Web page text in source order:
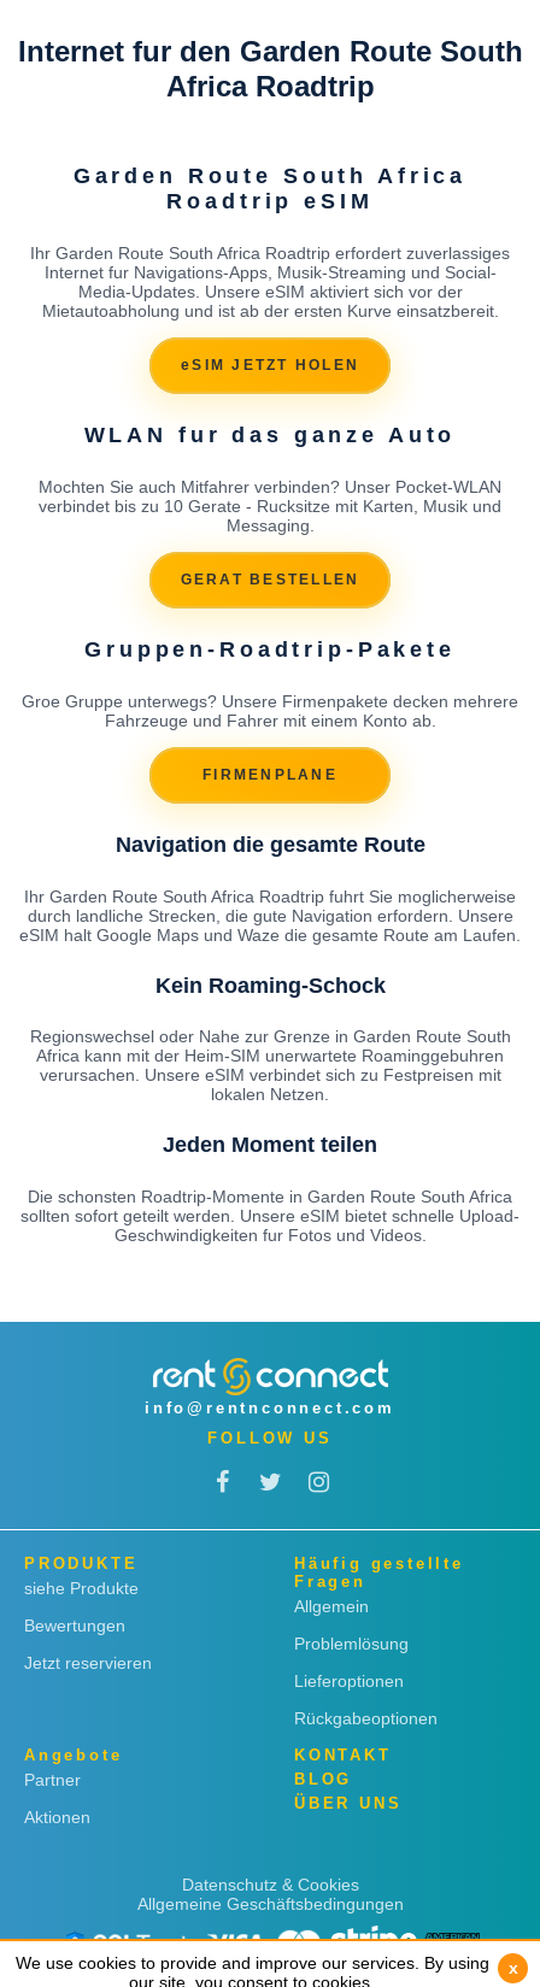
Internet fur den Garden Route South
Africa Roadtrip
Garden Route South Africa
Roadtrip eSIM
Ihr Garden Route South Africa Roadtrip erfordert zuverlassiges
Internet fur Navigations-Apps, Musik-Streaming und Social-
Media-Updates. Unsere eSIM aktiviert sich vor der
Mietautoabholung und ist ab der ersten Kurve einsatzbereit.
eSIM JETZT HOLEN
WLAN fur das ganze Auto
Mochten Sie auch Mitfahrer verbinden? Unser Pocket-WLAN
verbindet bis zu 10 Gerate - Rucksitze mit Karten, Musik und
Messaging.
GERAT BESTELLEN
Gruppen-Roadtrip-Pakete
Groe Gruppe unterwegs? Unsere Firmenpakete decken mehrere
Fahrzeuge und Fahrer mit einem Konto ab.
FIRMENPLANE
Navigation die gesamte Route
Ihr Garden Route South Africa Roadtrip fuhrt Sie moglicherweise
durch landliche Strecken, die gute Navigation erfordern. Unsere
eSIM halt Google Maps und Waze die gesamte Route am Laufen.
Kein Roaming-Schock
Regionswechsel oder Nahe zur Grenze in Garden Route South
Africa kann mit der Heim-SIM unerwartete Roaminggebuhren
verursachen. Unsere eSIM verbindet sich zu Festpreisen mit
lokalen Netzen.
Jeden Moment teilen
Die schonsten Roadtrip-Momente in Garden Route South Africa
sollten sofort geteilt werden. Unsere eSIM bietet schnelle Upload-
Geschwindigkeiten fur Fotos und Videos.
info@rentnconnect.com
FOLLOW US
PRODUKTE
siehe Produkte
Bewertungen
Jetzt reservieren
Häufig gestellte
Fragen
Allgemein
Problemlösung
Lieferoptionen
Rückgabeoptionen
Angebote
Partner
Aktionen
KONTAKT
BLOG
ÜBER UNS
Datenschutz & Cookies
Allgemeine Geschäftsbedingungen
We use cookies to provide and improve our services. By using
our site, you consent to cookies.
x
We use cookies to provide and improve our services. By using
our site, you consent to cookies.
x